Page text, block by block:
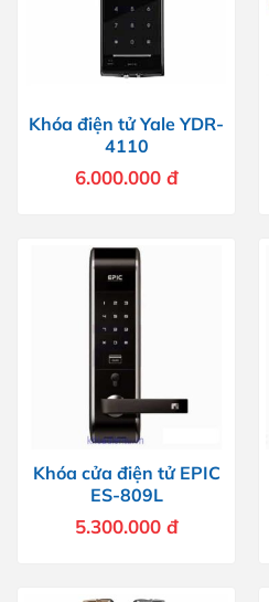
Khóa điện tử Yale YDR-
4110
6.000.000 đ
Khóa cửa điện tử EPIC
ES-809L
5.300.000 đ